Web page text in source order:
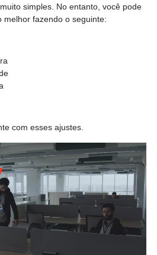
simples. No entanto, você pode
fazendo o seguinte:
com esses ajustes.